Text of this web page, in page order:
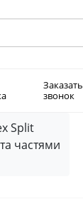
Заказать
звонок
частями